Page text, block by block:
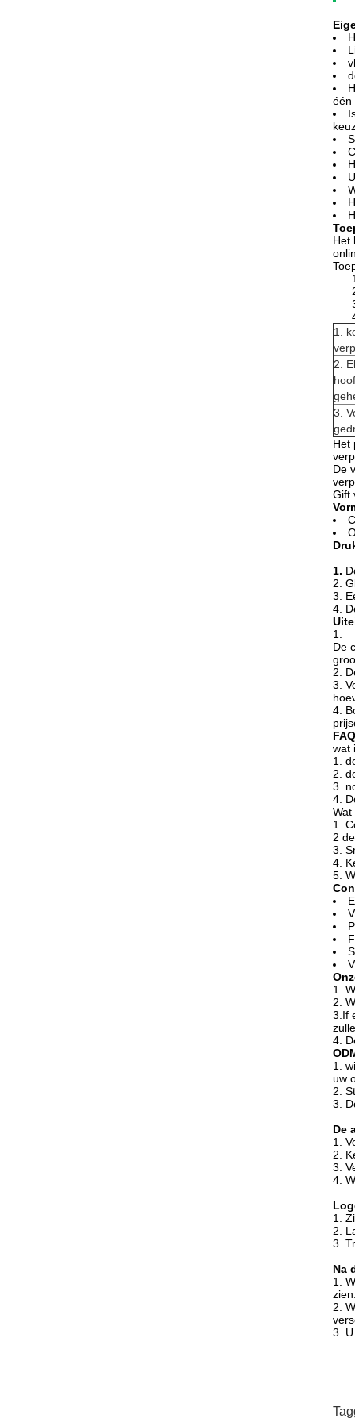
één
Het
1.
2.
3.
Het
De
Gift
1.
2.
3.
4.
1.
De
2.
3.
4.
FAQ
wat
1.
2.
3.
4.
1.
2
3.
4.
5.
1.
2.
3.If
4.
1.
uw
2.
3.
De
1.
2.
3.
4.
1.
2.
3.
Na
1.
zien.
2.
3.